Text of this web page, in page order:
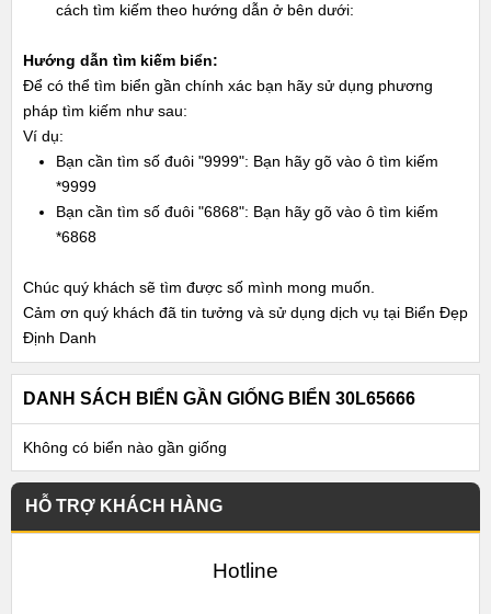
cách tìm kiếm theo hướng dẫn ở bên dưới:
Hướng dẫn tìm kiếm biển:
Để có thể tìm biển gần chính xác bạn hãy sử dụng phương
pháp tìm kiếm như sau:
Ví dụ:
Bạn cần tìm số đuôi "9999": Bạn hãy gõ vào ô tìm kiếm
*9999
Bạn cần tìm số đuôi "6868": Bạn hãy gõ vào ô tìm kiếm
*6868
Chúc quý khách sẽ tìm được số mình mong muốn.
Cảm ơn quý khách đã tin tưởng và sử dụng dịch vụ tại Biển Đẹp
Định Danh
DANH SÁCH BIỂN GẦN GIỐNG BIỂN 30L65666
Không có biển nào gần giống
HỖ TRỢ KHÁCH HÀNG
Hotline